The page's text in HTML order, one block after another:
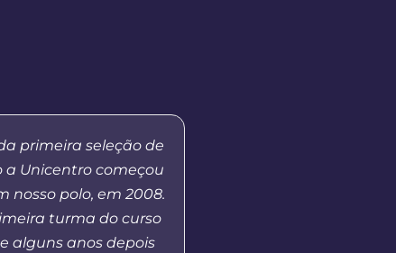
primeira seleção de
a Unicentro começou
nosso polo, em 2008.
turma do curso
alguns anos depois